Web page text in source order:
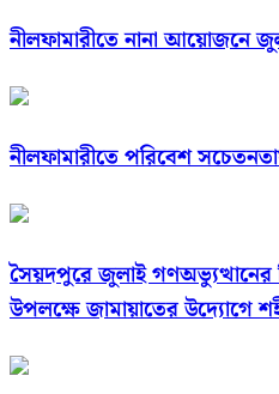
নীলফামারীতে নানা আয়োজনে
নীলফামারীতে পরিবেশ
সৈয়দপুরে জুলাই গণঅভ্যুত্থানের
উপলক্ষে জামায়াতের উদ্যোগে